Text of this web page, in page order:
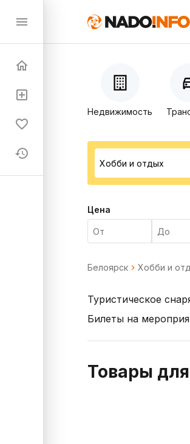
Недвижимость
Цена
Белоярск Хобби и
Туристическое
Билеты на
Товары